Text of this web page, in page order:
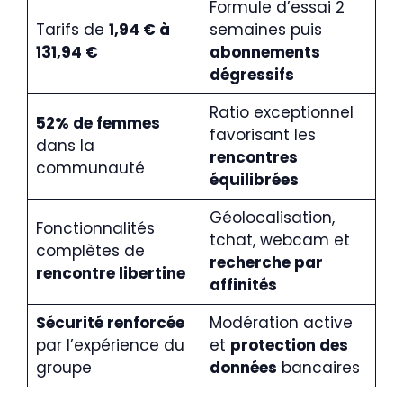
Tarifs de 1,94 € à
131,94 €
Formule d’essai 2
semaines puis
abonnements
dégressifs
52% de femmes
dans la
communauté
Ratio exceptionnel
favorisant les
rencontres
équilibrées
Fonctionnalités
complètes de
rencontre libertine
Géolocalisation,
tchat, webcam et
recherche par
affinités
Sécurité renforcée
par l’expérience du
groupe
Modération active
et protection des
données bancaires